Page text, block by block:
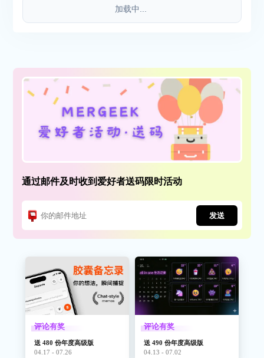
加载中...
通过邮件及时收到爱好者送码限时活动
发送
评论有奖
送 480 份年度高级版
04.17 - 07.26
评论有奖
送 490 份年度高级版
04.13 - 07.02